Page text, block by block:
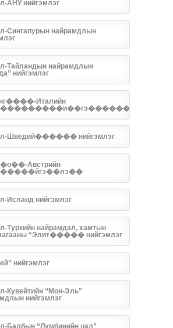
АНУ нийгэмлэг
Сингапурын найрамдлын
Тайландын найрамдлын
нийгэмлэг
Италийн
Шведий������ нийгэмлэг
Австрийн
Исланд нийгэмлэг
Туркийн найрамдал, хамтын
“Элит����� нийгэмлэг
нийгэмлэг
Кувейтийн “Мон-Эль”
нийгэмлэг